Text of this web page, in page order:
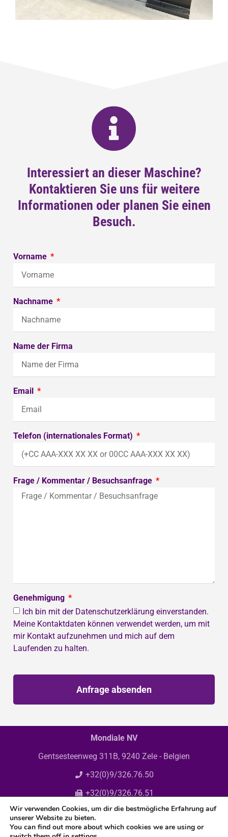
Interessiert an dieser Maschine?
Kontaktieren Sie uns für weitere
Informationen oder planen Sie einen
Besuch.
Vorname
Nachname
Name der Firma
Email
Telefon (internationales Format)
Frage / Kommentar / Besuchsanfrage
Genehmigung
Ich bin mit der Datenschutzerklärung einverstanden.
Meine Kontaktdaten können verwendet werden, um mit
mir Kontakt aufzunehmen und mich auf dem
Laufenden zu halten.
Anfrage absenden
Mondiale NV
Gentsesteenweg 311B, 9240 Zele - Belgien
+32(0)9/326.76.50
+32(0)9/326.76.51
info@mondiale.be
Wir verwenden Cookies, um dir die bestmögliche Erfahrung auf
unserer Website zu bieten.
You can find out more about which cookies we are using or